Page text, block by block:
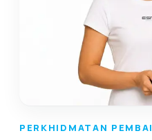
PERKHIDMATAN